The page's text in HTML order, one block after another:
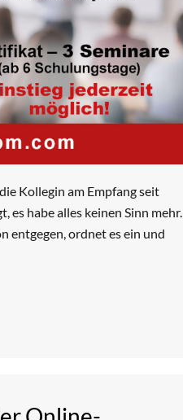
Kollegin am Empfang seit
es habe alles keinen Sinn mehr.
entgegen, ordnet es ein und